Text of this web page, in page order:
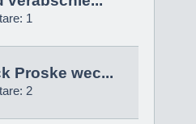
1
Proske wec...
2